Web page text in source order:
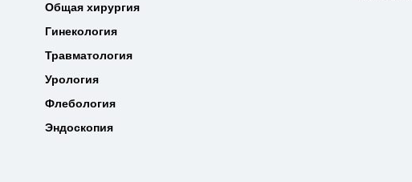
Урология
Флебология
Гинекология
Общая хирургия
Эндоскопия
Травматология